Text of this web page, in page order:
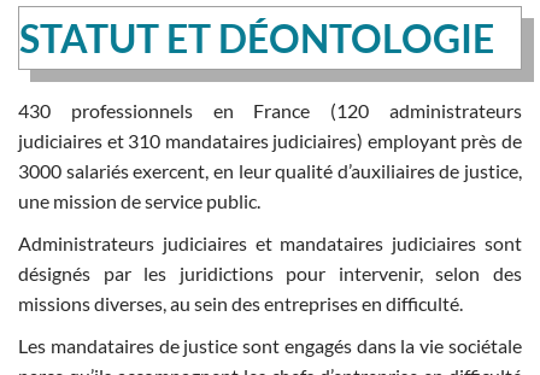
STATUT ET DÉONTOLOGIE
430 professionnels en France (120 administrateurs
judiciaires et 310 mandataires judiciaires) employant près de
3000 salariés exercent, en leur qualité d’auxiliaires de justice,
une mission de service public.
Administrateurs judiciaires et mandataires judiciaires sont
désignés par les juridictions pour intervenir, selon des
missions diverses, au sein des entreprises en difficulté.
Les mandataires de justice sont engagés dans la vie sociétale